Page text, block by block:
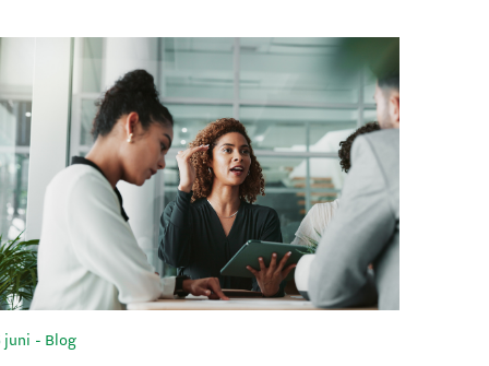
juni - Blog